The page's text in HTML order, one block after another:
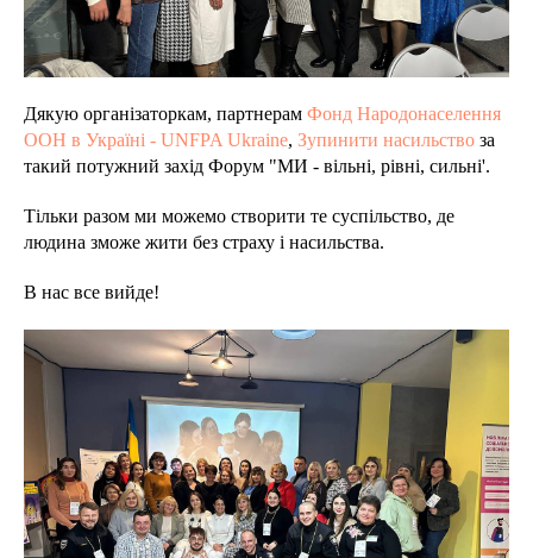
Дякую організаторкам, партнерам Фонд Народонаселення
ООН в Україні - UNFPA Ukraine, Зупинити насильство за
такий потужний захід Форум "МИ - вільні, рівні, сильні'.
Тільки разом ми можемо створити те суспільство, де
людина зможе жити без страху і насильства.
В нас все вийде!